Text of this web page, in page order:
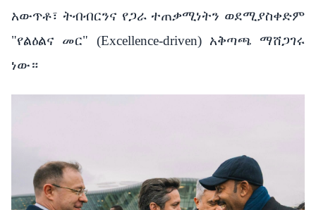
አውጥቶ፣ ትብብርንና የጋራ ተጠቃሚነትን ወደሚያስቀድም
"የልዕልና መር" (Excellence-driven) አቅጣጫ ማሸጋገሩ
ነው።